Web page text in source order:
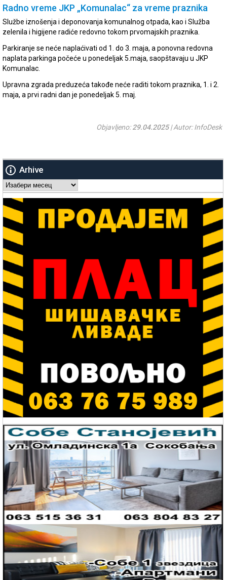
Radno vreme JKP „Komunalac“ za vreme praznika
Službe iznošenja i deponovanja komunalnog otpada, kao i Služba
zelenila i higijene radiće redovno tokom prvomajskih praznika.
Parkiranje se neće naplaćivati od 1. do 3. maja, a ponovna redovna
naplata parkinga počeće u ponedeljak 5.maja, saopštavaju u JKP
Komunalac.
Upravna zgrada preduzeća takođe neće raditi tokom praznika, 1. i 2.
maja, a prvi radni dan je ponedeljak 5. maj.
Objavljeno:29.04.2025| Autor: InfoDesk
Arhive
Arhive